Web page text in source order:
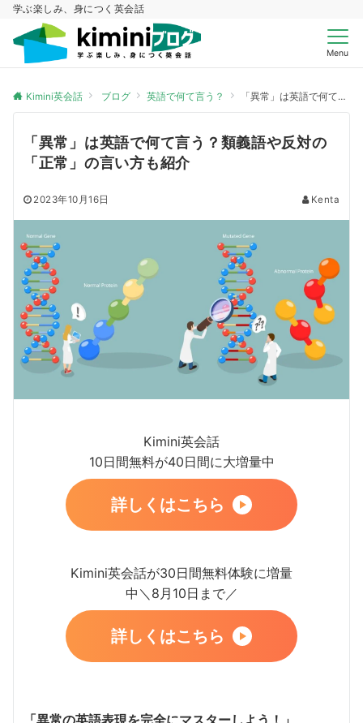
学ぶ楽しみ、身につく英会話
Menu
Kimini英会話 ブログ 英語で何て言う？ 「異常」は英語で何て言う？類義語や反対の「正常」の言い方も紹介
「異常」は英語で何て言う？類義語や反対の
「正常」の言い方も紹介
2023年10月16日 Kenta
Kimini英会話
10日間無料が40日間に大増量中
詳しくはこちら
Kimini英会話が30日間無料体験に増量
中＼8月10日まで／
詳しくはこちら
「異常の英語表現を完全にマスターしよう！」